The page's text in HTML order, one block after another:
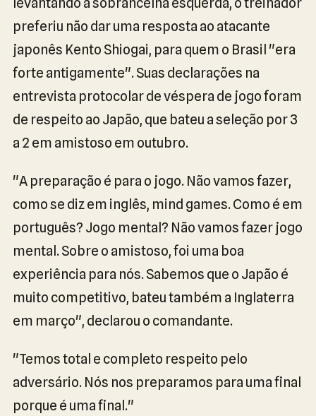
preferiu não dar uma resposta ao atacante
japonês Kento Shiogai, para quem o Brasil "era
forte antigamente". Suas declarações na
entrevista protocolar de véspera de jogo foram
de respeito ao Japão, que bateu a seleção por 3
a 2 em amistoso em outubro.
"A preparação é para o jogo. Não vamos fazer,
como se diz em inglês, mind games. Como é em
português? Jogo mental? Não vamos fazer jogo
mental. Sobre o amistoso, foi uma boa
experiência para nós. Sabemos que o Japão é
muito competitivo, bateu também a Inglaterra
em março", declarou o comandante.
"Temos total e completo respeito pelo
adversário. Nós nos preparamos para uma final
porque é uma final."